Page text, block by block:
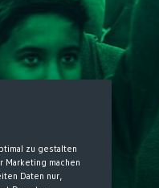
zu gestalten
machen
Daten nur,